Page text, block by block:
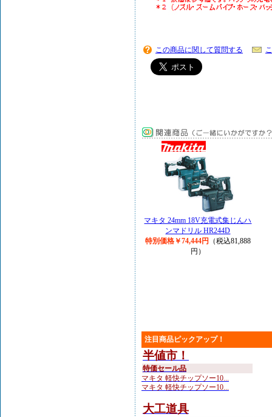
この商品に関して質問する
マキタ 24mm 18V充電式集じんハ
ンマドリル HR244D
特別価格￥74,444円
（税込81,888
円）
注目商品ピックアップ！
半値市！
特価セール品
マキタ 軽快チップソー10...
マキタ 軽快チップソー10...
大工道具